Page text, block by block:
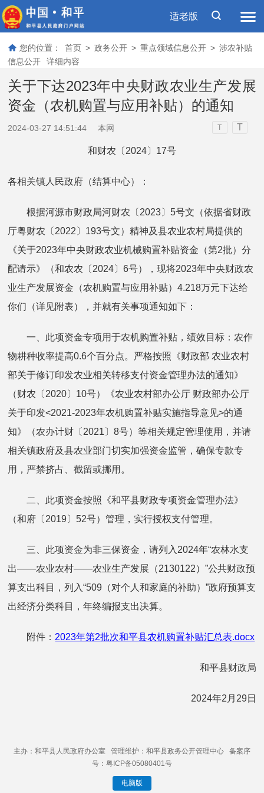
适老版
您的位置： 首页 > 政务公开 > 重点领域信息公开 > 涉农补贴
信息公开
详细内容
关于下达2023年中央财政农业生产发展
资金（农机购置与应用补贴）的通知
2024-03-27 14:51:44 本网 T T
和财农〔2024〕17号
各相关镇人民政府（结算中心）：
根据河源市财政局河财农〔2023〕5号文（依据省财政
厅粤财农〔2022〕193号文）精神及县农业农村局提供的
《关于2023年中央财政农业机械购置补贴资金（第2批）分
配请示》（和农农〔2024〕6号），现将2023年中央财政农
业生产发展资金（农机购置与应用补贴）4.218万元下达给
你们（详见附表），并就有关事项通知如下：
一、此项资金专项用于农机购置补贴，绩效目标：农作
物耕种收率提高0.6个百分点。严格按照《财政部 农业农村
部关于修订印发农业相关转移支付资金管理办法的通知》
（财农〔2020〕10号）《农业农村部办公厅 财政部办公厅
关于印发<2021-2023年农机购置补贴实施指导意见>的通
知》（农办计财〔2021〕8号）等相关规定管理使用，并请
相关镇政府及县农业部门切实加强资金监管，确保专款专
用，严禁挤占、截留或挪用。
二、此项资金按照《和平县财政专项资金管理办法》
（和府〔2019〕52号）管理，实行授权支付管理。
三、此项资金为非三保资金，请列入2024年“农林水支
出——农业农村——农业生产发展（2130122）”公共财政预
算支出科目，列入“509（对个人和家庭的补助）”政府预算支
出经济分类科目，年终编报支出决算。
附件： 2023年第2批次和平县农机购置补贴汇总表.docx
和平县财政局
2024年2月29日
主办：和平县人民政府办公室 管理维护：和平县政务公开管理中心 备案序
号：粤ICP备05080401号
电脑版